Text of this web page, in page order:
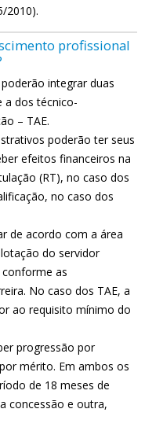
2010).
profissional
integrar duas
a dos técnico-
– TAE.
poderão ter seus
efeitos financeiros na
(RT), no caso dos
no caso dos
de acordo com a área
do servidor
as
No caso dos TAE, a
ao requisito mínimo do
progressão por
mérito. Em ambos os
de 18 meses de
concessão e outra,